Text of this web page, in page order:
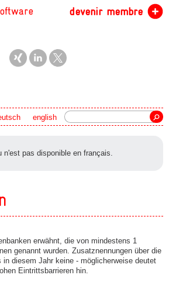
devenir membre
english
n'est pas disponible en français.
erwähnt, die von mindestens 1
genannt wurden. Zusatznennungen über die
in diesem Jahr keine - möglicherweise deutet
Eintrittsbarrieren hin.